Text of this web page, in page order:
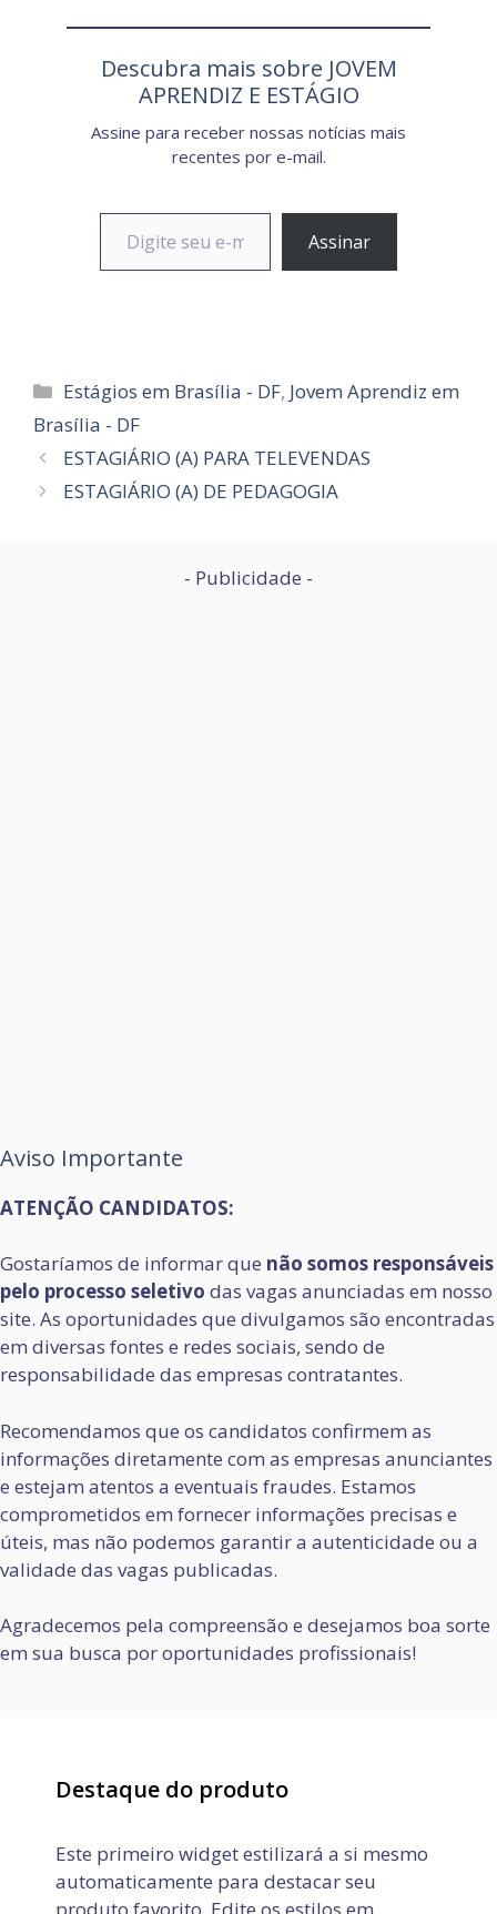
Descubra mais sobre JOVEM
APRENDIZ E ESTÁGIO
Assine para receber nossas notícias mais
recentes por e-mail.
Digite seu e-mail…
Assinar
Categorias
Estágios em Brasília - DF, Jovem Aprendiz em
Brasília - DF
ESTAGIÁRIO (A) PARA TELEVENDAS
ESTAGIÁRIO (A) DE PEDAGOGIA
- Publicidade -
Aviso Importante
ATENÇÃO CANDIDATOS:
Gostaríamos de informar que não somos responsáveis
pelo processo seletivo das vagas anunciadas em nosso
site. As oportunidades que divulgamos são encontradas
em diversas fontes e redes sociais, sendo de
responsabilidade das empresas contratantes.
Recomendamos que os candidatos confirmem as
informações diretamente com as empresas anunciantes
e estejam atentos a eventuais fraudes. Estamos
comprometidos em fornecer informações precisas e
úteis, mas não podemos garantir a autenticidade ou a
validade das vagas publicadas.
Agradecemos pela compreensão e desejamos boa sorte
em sua busca por oportunidades profissionais!
Destaque do produto
Este primeiro widget estilizará a si mesmo
automaticamente para destacar seu
produto favorito. Edite os estilos em